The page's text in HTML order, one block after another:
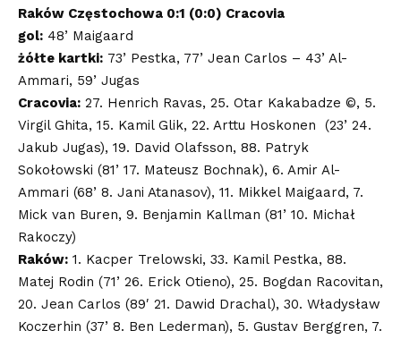
Raków Częstochowa 0:1 (0:0) Cracovia
gol: 48’ Maigaard
żółte kartki: 73’ Pestka, 77’ Jean Carlos – 43’ Al-
Ammari, 59’ Jugas
Cracovia: 27. Henrich Ravas, 25. Otar Kakabadze ©, 5.
Virgil Ghita, 15. Kamil Glik, 22. Arttu Hoskonen (23’ 24.
Jakub Jugas), 19. David Olafsson, 88. Patryk
Sokołowski (81’ 17. Mateusz Bochnak), 6. Amir Al-
Ammari (68’ 8. Jani Atanasov), 11. Mikkel Maigaard, 7.
Mick van Buren, 9. Benjamin Kallman (81’ 10. Michał
Rakoczy)
Raków: 1. Kacper Trelowski, 33. Kamil Pestka, 88.
Matej Rodin (71’ 26. Erick Otieno), 25. Bogdan Racovitan,
20. Jean Carlos (89′ 21. Dawid Drachal), 30. Władysław
Koczerhin (37’ 8. Ben Lederman), 5. Gustav Berggren, 7.